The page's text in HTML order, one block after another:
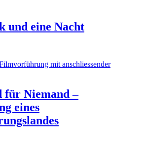
und eine Nacht
mit anschliessender
für Niemand –
eines